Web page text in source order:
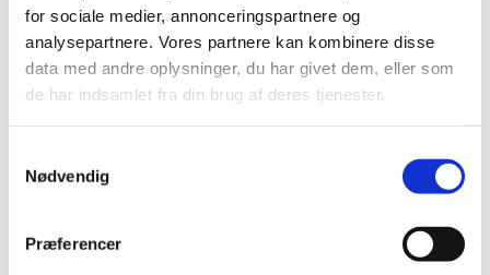
for sociale medier, annonceringspartnere og
analysepartnere. Vores partnere kan kombinere disse
data med andre oplysninger, du har givet dem, eller som
de har indsamlet fra din brug af deres tjenester.
Nødvendig
Præferencer
Du vil måske også kunne